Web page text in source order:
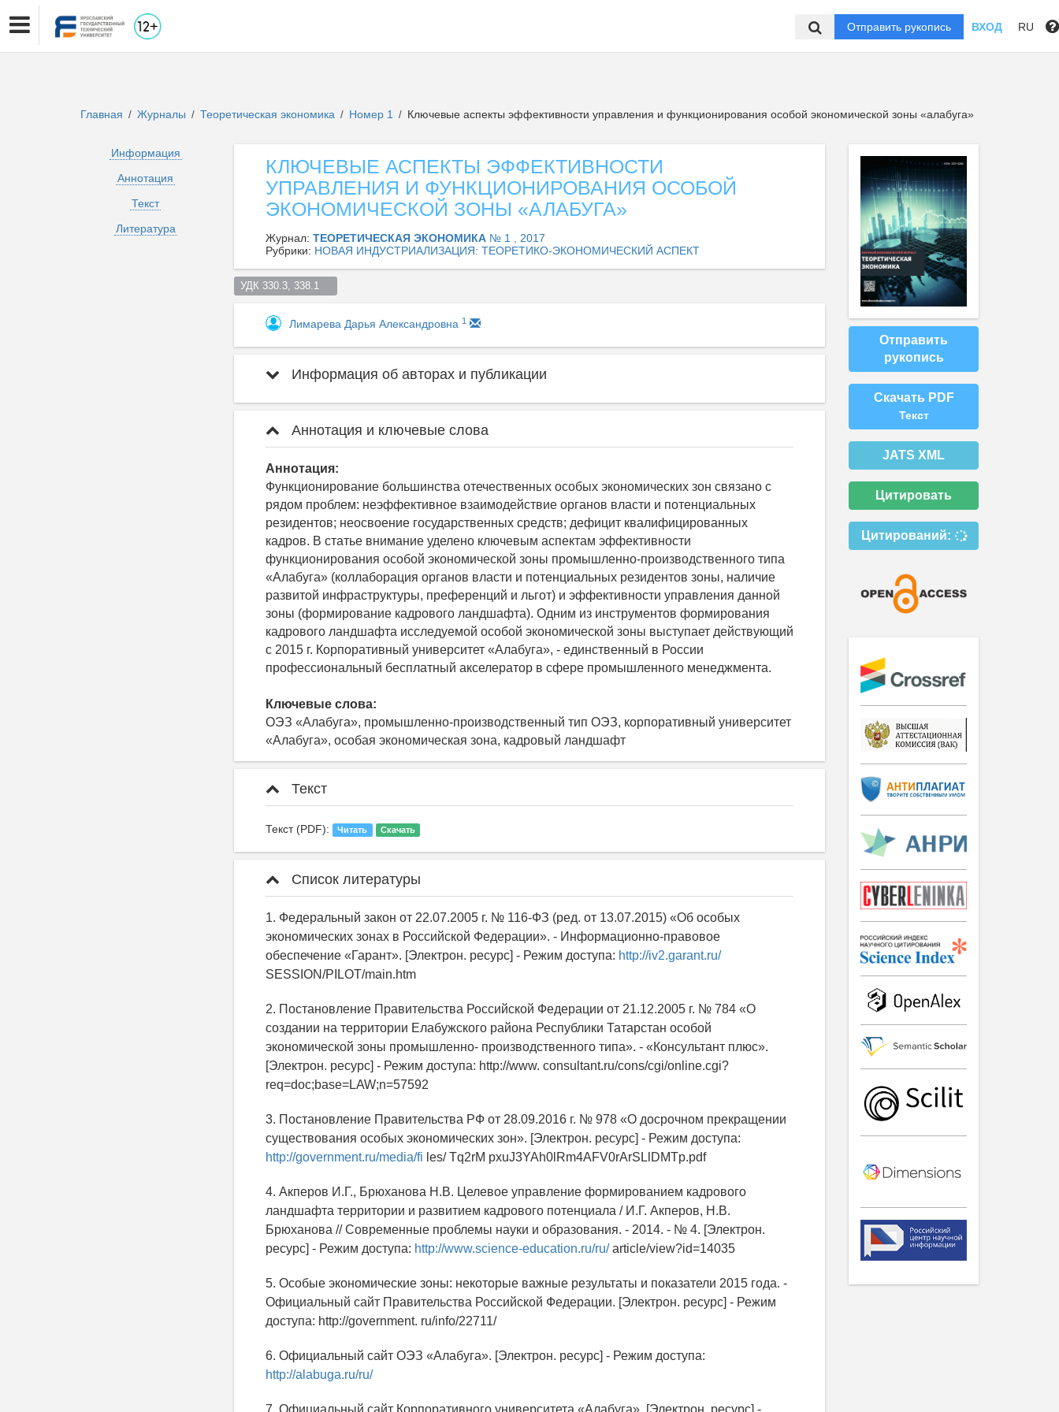
Отправить рукопись ВХОД RU
Главная / Журналы / Теоретическая экономика / Номер 1 / Ключевые аспекты эффективности управления и функционирования особой экономической зоны «алабуга»
Информация
Аннотация
Текст
Литература
КЛЮЧЕВЫЕ АСПЕКТЫ ЭФФЕКТИВНОСТИ
УПРАВЛЕНИЯ И ФУНКЦИОНИРОВАНИЯ ОСОБОЙ
ЭКОНОМИЧЕСКОЙ ЗОНЫ «АЛАБУГА»
Журнал: ТЕОРЕТИЧЕСКАЯ ЭКОНОМИКА № 1 , 2017
Рубрики: НОВАЯ ИНДУСТРИАЛИЗАЦИЯ: ТЕОРЕТИКО-ЭКОНОМИЧЕСКИЙ АСПЕКТ
УДК 330.3, 338.1
Лимарева Дарья Александровна 1
Информация об авторах и публикации
Аннотация и ключевые слова
Аннотация:
Функционирование большинства отечественных особых экономических зон связано с
рядом проблем: неэффективное взаимодействие органов власти и потенциальных
резидентов; неосвоение государственных средств; дефицит квалифицированных
кадров. В статье внимание уделено ключевым аспектам эффективности
функционирования особой экономической зоны промышленно-производственного типа
«Алабуга» (коллаборация органов власти и потенциальных резидентов зоны, наличие
развитой инфраструктуры, преференций и льгот) и эффективности управления данной
зоны (формирование кадрового ландшафта). Одним из инструментов формирования
кадрового ландшафта исследуемой особой экономической зоны выступает действующий
с 2015 г. Корпоративный университет «Алабуга», - единственный в России
профессиональный бесплатный акселератор в сфере промышленного менеджмента.
Ключевые слова:
ОЭЗ «Алабуга», промышленно-производственный тип ОЭЗ, корпоративный университет
«Алабуга», особая экономическая зона, кадровый ландшафт
Текст
Текст (PDF): Читать Скачать
Список литературы
1. Федеральный закон от 22.07.2005 г. № 116-ФЗ (ред. от 13.07.2015) «Об особых
экономических зонах в Российской Федерации». - Информационно-правовое
обеспечение «Гарант». [Электрон. ресурс] - Режим доступа: http://iv2.garant.ru/
SESSION/PILOT/main.htm
2. Постановление Правительства Российской Федерации от 21.12.2005 г. № 784 «О
создании на территории Елабужского района Республики Татарстан особой
экономической зоны промышленно- производственного типа». - «Консультант плюс».
[Электрон. ресурс] - Режим доступа: http://www. consultant.ru/cons/cgi/online.cgi?
req=doc;base=LAW;n=57592
3. Постановление Правительства РФ от 28.09.2016 г. № 978 «О досрочном прекращении
существования особых экономических зон». [Электрон. ресурс] - Режим доступа:
http://government.ru/media/fi les/ Tq2rM pxuJ3YAh0lRm4AFV0rArSLlDMTp.pdf
4. Акперов И.Г., Брюханова Н.В. Целевое управление формированием кадрового
ландшафта территории и развитием кадрового потенциала / И.Г. Акперов, Н.В.
Брюханова // Современные проблемы науки и образования. - 2014. - № 4. [Электрон.
ресурс] - Режим доступа: http://www.science-education.ru/ru/article/view?id=14035
5. Особые экономические зоны: некоторые важные результаты и показатели 2015 года. -
Официальный сайт Правительства Российской Федерации. [Электрон. ресурс] - Режим
доступа: http://government. ru/info/22711/
6. Официальный сайт ОЭЗ «Алабуга». [Электрон. ресурс] - Режим доступа:
http://alabuga.ru/ru/
Отправить
рукопись
Скачать PDF
Текст
JATS XML
Цитировать
Цитирований: